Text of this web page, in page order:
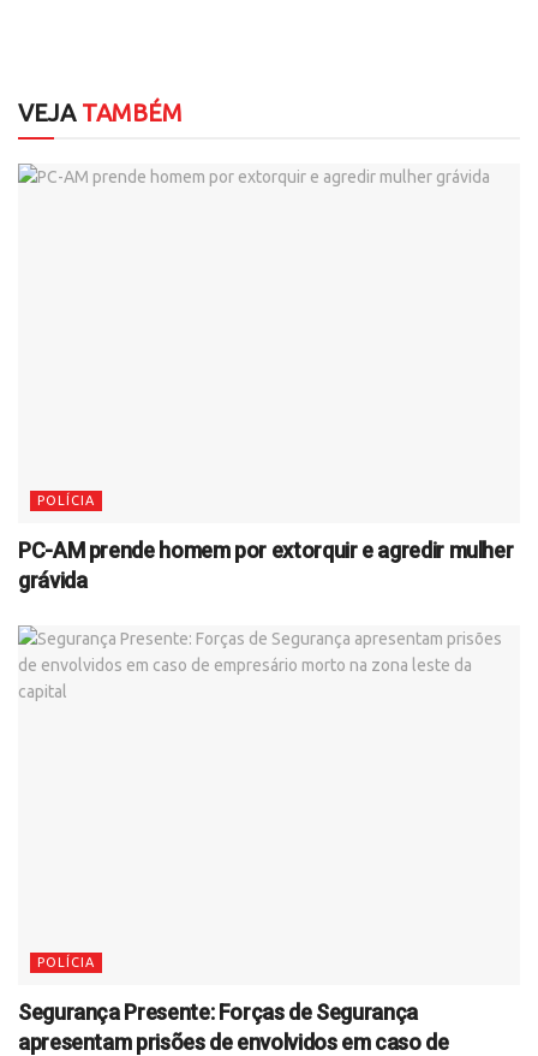
VEJATAMBÉM
POLÍCIA
PC-AM prende homem por extorquir e agredir mulher
grávida
POLÍCIA
Segurança Presente: Forças de Segurança
apresentam prisões de envolvidos em caso de